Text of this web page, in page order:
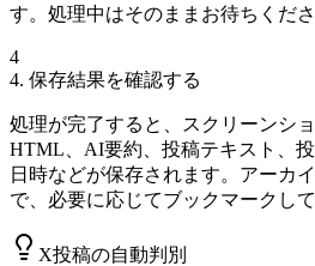
す。処理中はそのままお待ちくださ
4
4. 保存結果を確認する
処理が完了すると、スクリーンシ
HTML、AI要約、投稿テキスト、
日時などが保存されます。アーカ
で、必要に応じてブックマークして
X投稿の自動判別